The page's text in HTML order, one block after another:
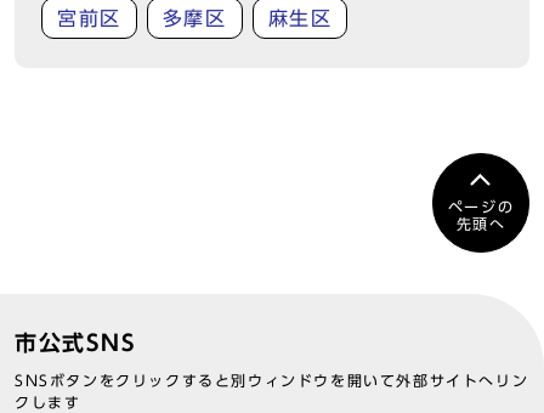
宮前区 多摩区 麻生区
ページの
先頭へ
市公式SNS
SNSボタンをクリックすると別ウィンドウを開いて外部サイトへリン
クします